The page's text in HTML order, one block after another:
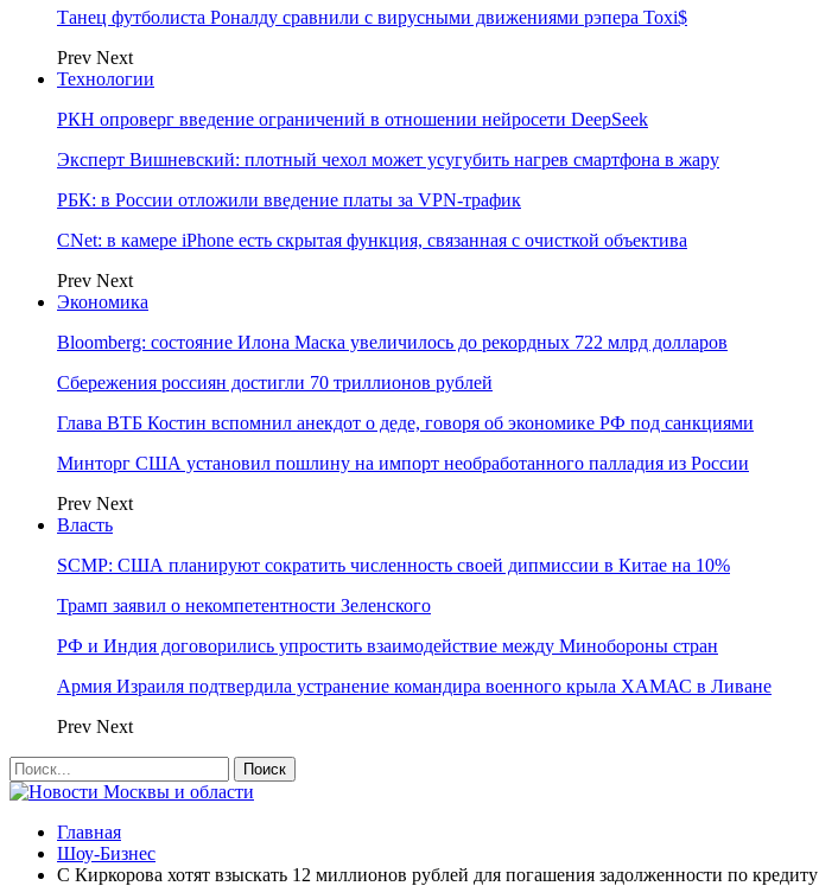
Танец футболиста Роналду сравнили с вирусными движениями рэпера Toxi$
Prev Next
Технологии
РКН опроверг введение ограничений в отношении нейросети DeepSeek
Эксперт Вишневский: плотный чехол может усугубить нагрев смартфона в жару
РБК: в России отложили введение платы за VPN-трафик
CNet: в камере iPhone есть скрытая функция, связанная с очисткой объектива
Prev Next
Экономика
Bloomberg: состояние Илона Маска увеличилось до рекордных 722 млрд долларов
Сбережения россиян достигли 70 триллионов рублей
Глава ВТБ Костин вспомнил анекдот о деде, говоря об экономике РФ под санкциями
Минторг США установил пошлину на импорт необработанного палладия из России
Prev Next
Власть
SCMP: США планируют сократить численность своей дипмиссии в Китае на 10%
Трамп заявил о некомпетентности Зеленского
РФ и Индия договорились упростить взаимодействие между Минобороны стран
Армия Израиля подтвердила устранение командира военного крыла ХАМАС в Ливане
Prev Next
Главная
Шоу-Бизнес
С Киркорова хотят взыскать 12 миллионов рублей для погашения задолженности по кредиту